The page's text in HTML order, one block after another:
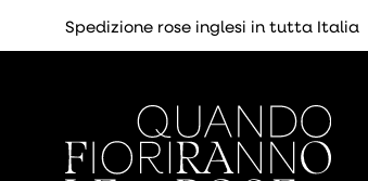
Spedizione rose inglesi in tutta Italia